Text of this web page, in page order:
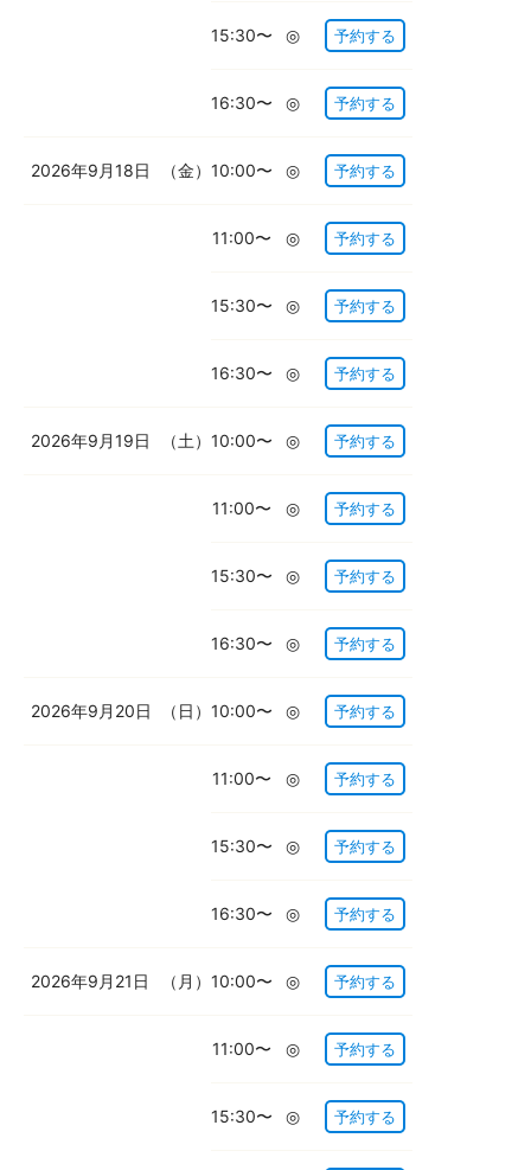
15:30〜 ◎ 予約する
16:30〜 ◎ 予約する
2026年9月18日 （金） 10:00〜 ◎ 予約する
11:00〜 ◎ 予約する
15:30〜 ◎ 予約する
16:30〜 ◎ 予約する
2026年9月19日 （土） 10:00〜 ◎ 予約する
11:00〜 ◎ 予約する
15:30〜 ◎ 予約する
16:30〜 ◎ 予約する
2026年9月20日 （日） 10:00〜 ◎ 予約する
11:00〜 ◎ 予約する
15:30〜 ◎ 予約する
16:30〜 ◎ 予約する
2026年9月21日 （月） 10:00〜 ◎ 予約する
11:00〜 ◎ 予約する
15:30〜 ◎ 予約する